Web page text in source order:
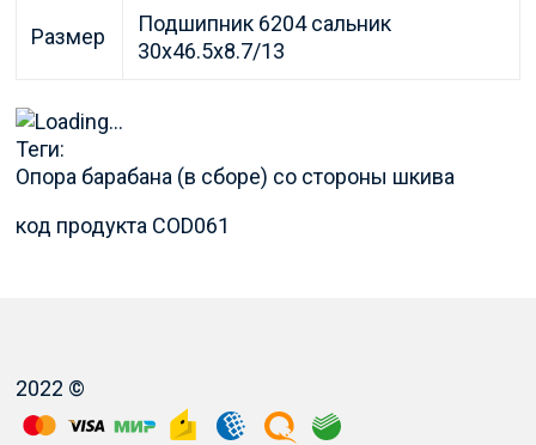
Размер
Подшипник 6204 сальник
30x46.5x8.7/13
Теги:
Опора барабана (в сборе) со стороны шкива
код продукта COD061
2022 ©